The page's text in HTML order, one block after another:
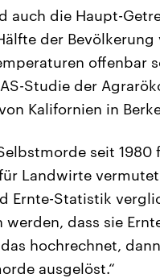
auch die Haupt-
der
offenbar
Studie der
Kalifornien in
seit
Landwirte
Ernte-Statistik
dass sie
hochrechnet,
ausgelöst.“